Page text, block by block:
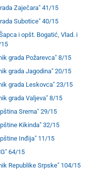
Zaječara" 41/15
Subotice" 40/15
i opšt. Bogatić, Vlad. i
15
grada Požarevca" 8/15
grada Jagodina" 20/15
grada Leskovca" 23/15
grada Valjeva" 8/15
Srema" 29/15
Kikinda" 32/15
Inđija" 11/15
64/15
Republike Srpske" 104/15